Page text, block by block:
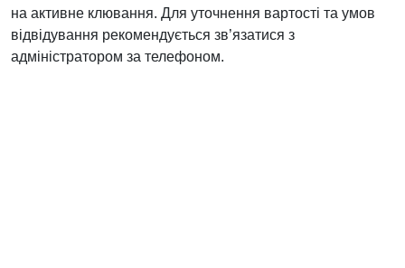
на активне клювання. Для уточнення вартості та умов
відвідування рекомендується зв’язатися з
адміністратором за телефоном.